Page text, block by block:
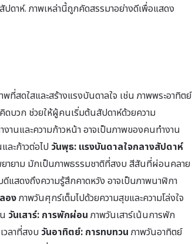
าห์. ภาพเหล่านี้ถูกคัดสรรมาอย่างดีเพื่อแสดง
สดใสและสร้างแรงบันดาลใจ เช่น ภาพพระอาทิตย์
ดบวก ช่วยให้ผู้คนเริ่มต้นสัปดาห์ด้วยความ
านและความก้าวหน้า อาจเป็นภาพของคนทำงาน
ะก้าวต่อไป วันพุธ: แรงบันดาลใจกลางสัปดาห์
ายาม มักเป็นภาพธรรมชาติที่สงบ สีสันที่ผ่อนคลาย
แสดงถึงความรู้สึกคาดหวัง อาจเป็นภาพนาฬิกา
องภาพวันศุกร์เต็มไปด้วยความสุขและความโล่งใจ
วันเสาร์: การพักผ่อน ภาพวันเสาร์เน้นการพัก
วลาที่สงบ วันอาทิตย์: การทบทวน ภาพวันอาทิตย์